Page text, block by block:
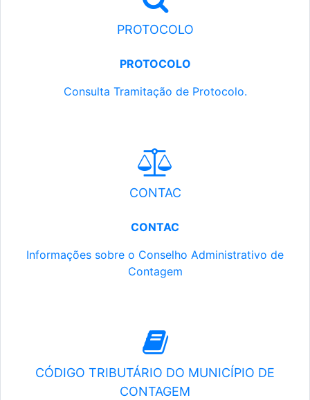
PROTOCOLO
PROTOCOLO
Consulta Tramitação de Protocolo.
CONTAC
CONTAC
Informações sobre o Conselho Administrativo de
Contagem
CÓDIGO TRIBUTÁRIO DO MUNICÍPIO DE
CONTAGEM